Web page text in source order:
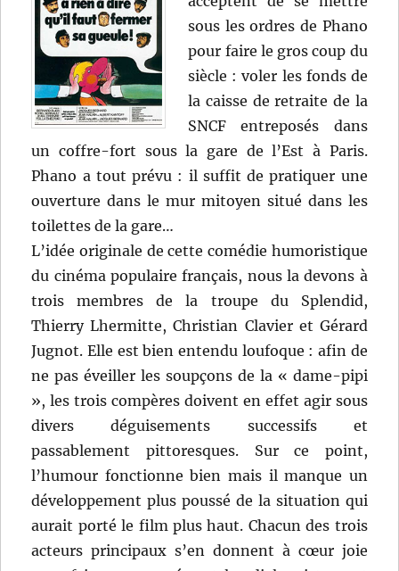
sous les ordres de Phano
pour faire le gros coup du
siècle : voler les fonds de
la caisse de retraite de la
SNCF entreposés dans
un coffre-fort sous la gare de l’Est à Paris.
Phano a tout prévu : il suffit de pratiquer une
ouverture dans le mur mitoyen situé dans les
toilettes de la gare…
L’idée originale de cette comédie humoristique
du cinéma populaire français, nous la devons à
trois membres de la troupe du Splendid,
Thierry Lhermitte, Christian Clavier et Gérard
Jugnot. Elle est bien entendu loufoque : afin de
ne pas éveiller les soupçons de la « dame-pipi
», les trois compères doivent en effet agir sous
divers déguisements successifs et
passablement pittoresques. Sur ce point,
l’humour fonctionne bien mais il manque un
développement plus poussé de la situation qui
aurait porté le film plus haut. Chacun des trois
acteurs principaux s’en donnent à cœur joie